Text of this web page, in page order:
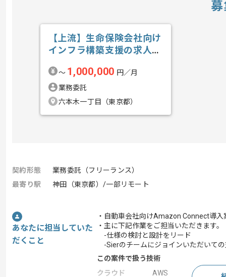
【上流】生命保険会社向け
インフラ構築支援の求人・
〜 1,000,000 円／月
業務委託
六本木一丁目（東京都）
契約形態
業務委託（フリーランス）
最寄り駅
神田（東京都）/一部リモート
あなたに担当していた
だくこと
・自動車会社向けAmazon Connect導
・主に下記作業をご担当いただきます。
-仕様の検討と設計をリード
-Sierのチームにジョインいただいて
この案件で扱う技術
クラウド
AWS